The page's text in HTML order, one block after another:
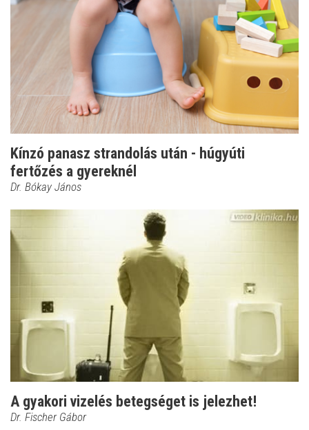
Kínzó panasz strandolás után - húgyúti
fertőzés a gyereknél
Dr. Bókay János
A gyakori vizelés betegséget is jelezhet!
Dr. Fischer Gábor